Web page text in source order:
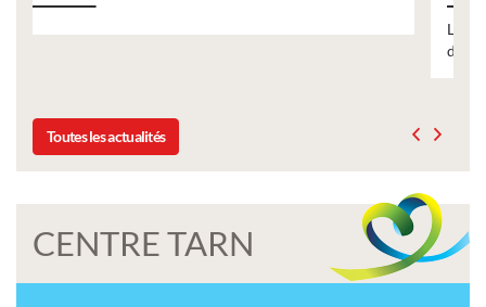
délibération du conseil municipal du 19 décembre
Toutes les actualités
CENTRE TARN